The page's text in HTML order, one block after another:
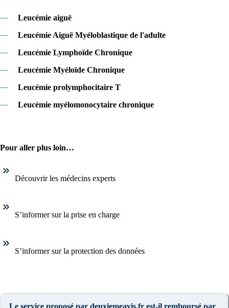
—
Leucémie aiguë
—
Leucémie Aiguë Myéloblastique de l'adulte
—
Leucémie Lymphoïde Chronique
—
Leucémie Myéloïde Chronique
—
Leucémie prolymphocitaire T
—
Leucémie myélomonocytaire chronique
Pour aller plus loin…
Découvrir les médecins experts
S’informer sur la prise en charge
S’informer sur la protection des données
Le service proposé par deuxiemeavis.fr est-il remboursé par